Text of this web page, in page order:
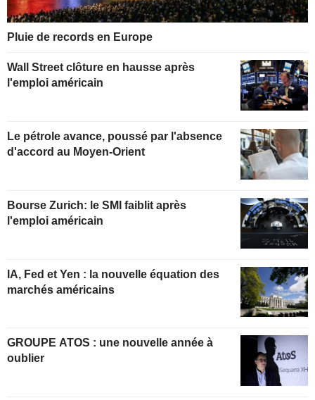
Pluie de records en Europe
Wall Street clôture en hausse après
l'emploi américain
Le pétrole avance, poussé par l'absence
d'accord au Moyen-Orient
Bourse Zurich: le SMI faiblit après
l'emploi américain
IA, Fed et Yen : la nouvelle équation des
marchés américains
GROUPE ATOS : une nouvelle année à
oublier